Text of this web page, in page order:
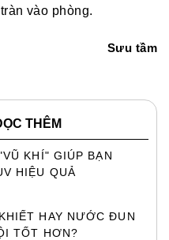
vào phòng.
Sưu tầm
THÊM
KHÍ" GIÚP BẠN
HIỆU QUẢ
HAY NƯỚC ĐUN
TỐT HƠN?